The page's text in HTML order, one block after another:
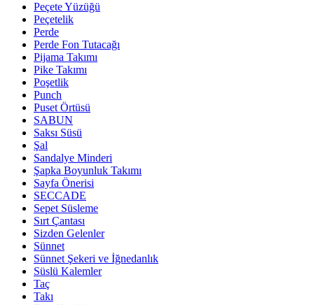
Peçete Yüzüğü
Peçetelik
Perde
Perde Fon Tutacağı
Pijama Takımı
Pike Takımı
Poşetlik
Punch
Puset Örtüsü
SABUN
Saksı Süsü
Şal
Sandalye Minderi
Şapka Boyunluk Takımı
Sayfa Önerisi
SECCADE
Sepet Süsleme
Sırt Çantası
Sizden Gelenler
Sünnet
Sünnet Şekeri ve İğnedanlık
Süslü Kalemler
Taç
Takı